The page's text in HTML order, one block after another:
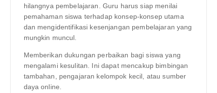
hilangnya pembelajaran. Guru harus siap menilai
pemahaman siswa terhadap konsep-konsep utama
dan mengidentifikasi kesenjangan pembelajaran yang
mungkin muncul.
Memberikan dukungan perbaikan bagi siswa yang
mengalami kesulitan. Ini dapat mencakup bimbingan
tambahan, pengajaran kelompok kecil, atau sumber
daya online.